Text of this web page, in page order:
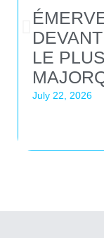
LE
July 22, 2026